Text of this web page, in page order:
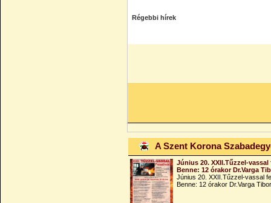
Régebbi hírek
A Szent Korona
Június 20. XXII.Tűzzel-
Benne: 12 órakor Dr.Varga
Június 20. XXII.Tűzzel-vassal
Benne: 12 órakor Dr.Varga Tibor